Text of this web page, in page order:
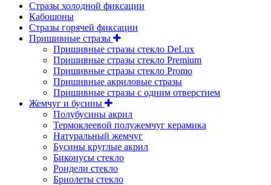
Стразы холодной фиксации
Кабошоны
Стразы горячей фиксации
Пришивные стразы
Пришивные стразы стекло DeLux
Пришивные стразы стекло Premium
Пришивные стразы стекло Promo
Пришивные акриловые стразы
Пришивные стразы с одним отверстием
Жемчуг и бусины
Полубусины акрил
Термоклеевой полужемчуг керамика
Натуральный жемчуг
Бусины круглые акрил
Биконусы стекло
Рондели стекло
Бриолеты стекло